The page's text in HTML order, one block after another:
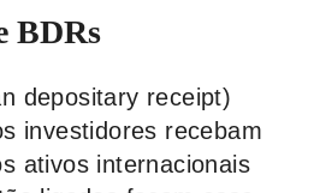
BDRs
depositary receipt)
investidores recebam
ativos internacionais